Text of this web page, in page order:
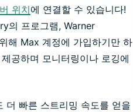
위치에 연결할 수 있습니다!
의 프로그램, Warner
해 Max 계정에 가입하기만 하
공하며 모니터링이나 로깅에
더 빠른 스트리밍 속도를 얻을